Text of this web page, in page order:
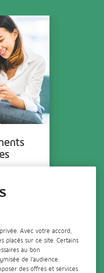
les
Avec votre accord,
placés sur ce site. Certains
au bon
de l'audience.
des offres et services